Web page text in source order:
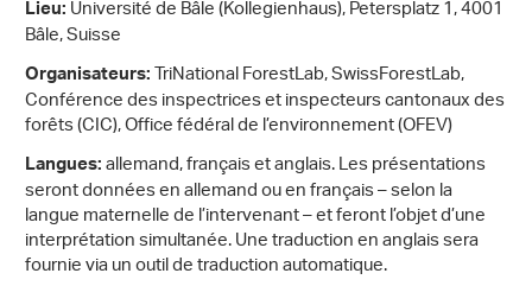
Lieu:Université de Bâle (Kollegienhaus), Petersplatz 1, 4001
Bâle, Suisse
Organisateurs:TriNational ForestLab, SwissForestLab,
Conférence des inspectrices et inspecteurs cantonaux des
forêts (CIC), Office fédéral de l’environnement (OFEV)
Langues:allemand, français et anglais. Les présentations
seront données en allemand ou en français – selon la
langue maternelle de l’intervenant – et feront l’objet d’une
interprétation simultanée. Une traduction en anglais sera
fournie via un outil de traduction automatique.